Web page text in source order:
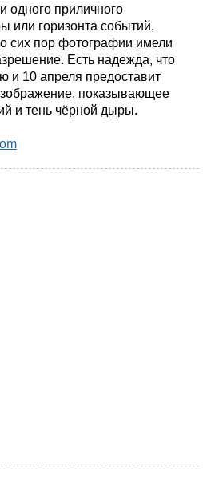
одного приличного
или горизонта событий,
сих пор фотографии имели
Есть надежда, что
и 10 апреля предоставит
показывающее
и тень чёрной дыры.